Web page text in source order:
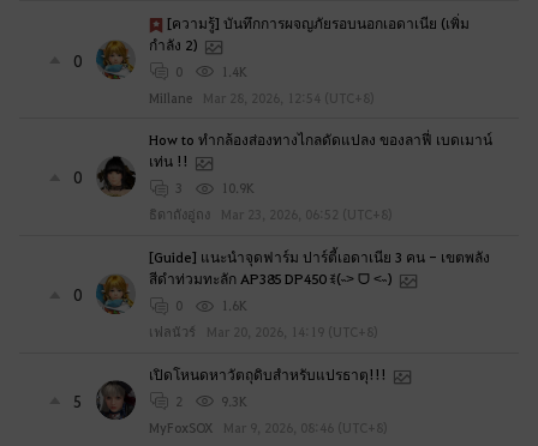
0
[ความรู้] บันทึกการผจญภัยรอบนอกเอดาเนีย (เพิ่ม
กำลัง 2)
0
1.4K
MiIlane
Mar 28, 2026, 12:54 (UTC+8)
0
How to ทำกล้องส่องทางไกลดัดแปลง ของลาฟี่ เบดเมาน์
เท่น !!
3
10.9K
ธิดาถังอู่ถง
Mar 23, 2026, 06:52 (UTC+8)
0
[Guide] แนะนำจุดฟาร์ม ปาร์ตี้เอดาเนีย 3 คน - เขตพลัง
สีดำท่วมทะลัก AP385 DP450 ꉂ(˵˃ ᗜ ˂˵)
0
1.6K
เฟลนัวร์
Mar 20, 2026, 14:19 (UTC+8)
5
เปิดโหนดหาวัตถุดิบสำหรับแปรธาตุ!!!
2
9.3K
MyFoxSOX
Mar 9, 2026, 08:46 (UTC+8)